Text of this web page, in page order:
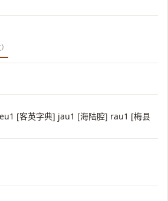
[客英字典] jau1 [海陆腔] rau1 [梅县